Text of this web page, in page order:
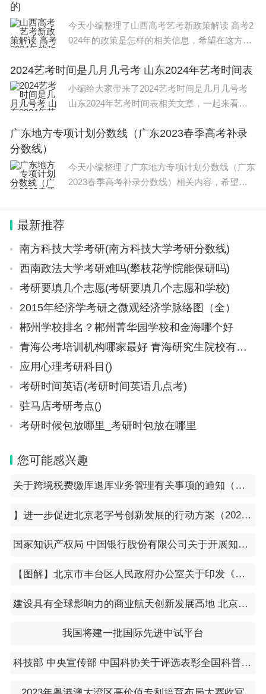
的
今天小编整理了山西高考艺考新政策解读 高考2
024年的政策是怎样的相关信息，希望在这方面
读如下： 一、统考加强，校考减少：艺术类专
业考试分为省
2024艺考时间是几月几号考 山东2024年艺考时间表
小编给大家带来了2024艺考时间是几月几号考
山东2024年艺考时间表相关文章，一起来看一
023年12月16日-12月17日,12月16日8:30—11:30
广东地方专项计划分数线（广东2023春季高考补录
分数线）
今天小编整理了广东地方专项计划分数线（广东
2023春季高考补录分数线）相关内容，希望能
最新推荐
南方科技大学考研(南方科技大学考研分数线)
西南政法大学考研难吗(攀枝花学院能保研吗)
考研要填几个志愿(考研要填几个志愿和学校)
2015年经济学考研之微观经济学脉络图（全）
郴州学校排名？郴州菁华园学校和金海哪个好
青海公考培训机构哪家最好 青海研究生院校有哪些
应用心理考研科目()
考研时间英语(考研时间英语几点考)
驻马店考研考点()
考研时候包放哪里_考研时包放在哪里
您可能感兴趣
关于跨境税费缴库退库业务管理有关事项的通知（银发〔2024〕4号）
】进一步促进北京老字号创新发展的行动方案（2023-2025年）
国家知识产权局 中国银行股份有限公司关于开展知识产权金融服务助力新能源汽车产业“知惠行”专项活动的通知（​国知发运字〔2023〕45号）
【图解】北京市丰台区人民政府办公室关于印发《丰台区积极应对疫情影响助企纾困的若干措施》的通知
建设具有全球影响力的商业航天创新发展高地 北京亮出商业航天发展路线图
我国将建一批国际先进中试平台
科技部 中央宣传部 中国科协关于评选表彰全国科普工作先进集体和先进工作者的通知